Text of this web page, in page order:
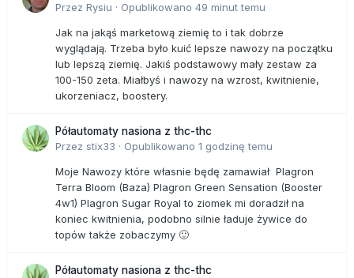
Przez Rysiu · Opublikowano 49 minut temu
Jak na jakąś marketową ziemię to i tak dobrze
wyglądają. Trzeba było kuić lepsze nawozy na początku
lub lepszą ziemię. Jakiś podstawowy mały zestaw za
100-150 zeta. Miałbyś i nawozy na wzrost, kwitnienie,
ukorzeniacz, boostery.
Półautomaty nasiona z thc-thc
Przez stix33 · Opublikowano 1 godzinę temu
Moje Nawozy które własnie będę zamawiał Plagron
Terra Bloom (Baza) Plagron Green Sensation (Booster
4w1) Plagron Sugar Royal to ziomek mi doradził na
koniec kwitnienia, podobno silnie ładuje żywice do
topów także zobaczymy 🙂
Półautomaty nasiona z thc-thc